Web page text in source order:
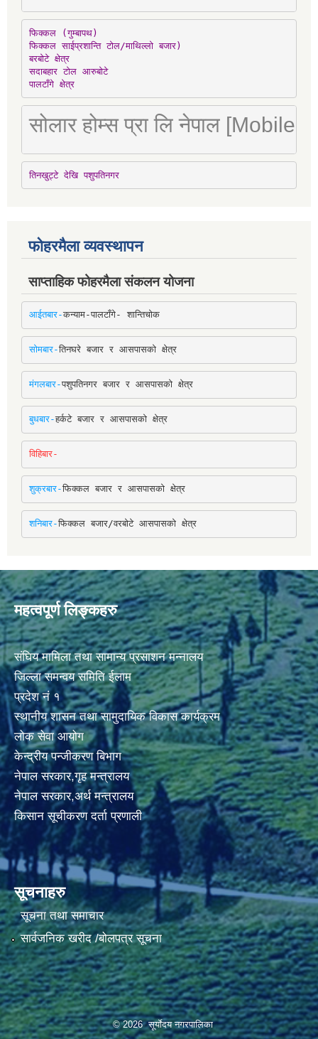
फिक्कल (गुम्बापथ)
फिक्कल साईप्रशान्ति टोल/माथिल्लो बजार)
बरबोटे क्षेत्र
सदाबहार टोल आरुबोटे
पालटाँगे क्षेत्र
सोलार होम्स प्रा लि नेपाल [Mobile
तिनखुट्टे देखि पशुपतिनगर
फोहरमैला व्यवस्थापन
साप्ताहिक फोहरमैला संकलन योजना
आईतबार-कन्याम-पालटाँगे- शान्तिचोक
सोमबार-तिनघरे बजार र आसपासको क्षेत्र
मंगलबार-पशुपतिनगर बजार र आसपासको क्षेत्र
बुधबार-हर्कटे बजार र आसपासको क्षेत्र
विहिबार-
शुक्रबार-फिक्कल बजार र आसपासको क्षेत्र
शनिबार-फिक्कल बजार/वरबोटे आसपासको क्षेत्र
महत्वपूर्ण लिङ्कहरु
संघिय मामिला तथा सामान्य प्रसाशन मन्नालय
जिल्ला समन्वय समिति ईलाम
प्रदेश नं १
स्थानीय शासन तथा सामुदायिक विकास कार्यक्रम
लोक सेवा आयोग
केन्द्रीय पन्जीकरण बिभाग
नेपाल सरकार,गृह मन्त्रालय
नेपाल सरकार,अर्थ मन्त्रालय
किसान सूचीकरण दर्ता प्रणाली
सूचनाहरु
सूचना तथा समाचार
सार्वजनिक खरीद /बोलपत्र सूचना
© 2026 सूर्याेदय नगरपालिका